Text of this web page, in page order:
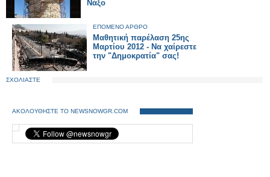
Νάξο
ΕΠΟΜΕΝΟ ΑΡΘΡΟ
Μαθητική παρέλαση 25ης
Μαρτίου 2012 - Να χαίρεστε
την "Δημοκρατία" σας!
ΣΧΟΛΙΑΣΤΕ
ΑΚΟΛΟΥΘΗΣΤΕ ΤΟ NEWSNOWGR.COM